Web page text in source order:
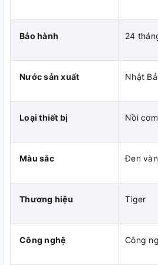
tiện lợi cho bữa cơm gia đình.
hợp 2 chế độ hẹn giờ hoàn thành
giúp bạn thuận tiện và tiết kiệm
ở chức năng nấu : nấu gạo trắng,
tiết kiệm điện, nấu gạo hạt dài, nấu
Bảo hành 24
Nước sản xuất Nhật
Loại thiết bị Nồi
Màu sắc Đen
Thương hiệu Tiger
Công nghệ Công